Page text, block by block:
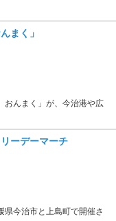
まく」
んまく」が、今治港や広
ーデーマーチ
県今治市と上島町で開催さ